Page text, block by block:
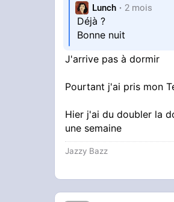
Lunch 2 mois
Déjà ?
Bonne nuit
J'arrive pas à dormir
Pourtant j'ai pris mon
Hier j'ai du doubler la
une semaine
Jazzy Bazz